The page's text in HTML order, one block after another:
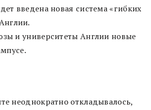
введена новая система «гибких
и университеты Англии новые
неоднократно откладывалось,